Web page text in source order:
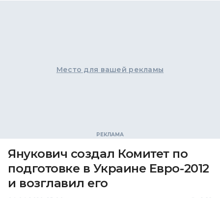
Место для вашей рекламы
Янукович создал Комитет по
подготовке в Украине Евро-2012
и возглавил его